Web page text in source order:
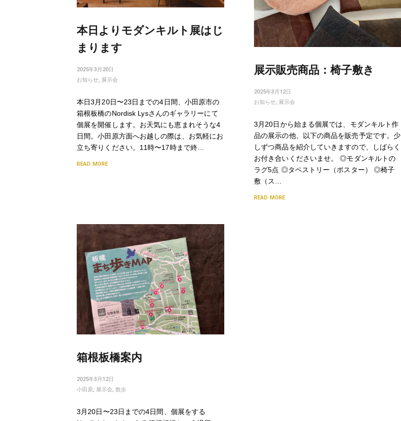
本日よりモダンキルト展はじ
まります
2025年3月20日
お知らせ, 展示会
本日3月20日〜23日までの4日間、小田原市の
箱根板橋のNordisk Lysさんのギャラリーにて
個展を開催します。お天気にも恵まれそうな4
日間。小田原方面へお越しの際は、お気軽にお
立ち寄りください。11時〜17時まで終…
READ MORE
展示販売商品：椅子敷き
2025年3月12日
お知らせ, 展示会
3月20日から始まる個展では、モダンキルト作
品の展示の他、以下の商品を販売予定です。少
しずつ商品を紹介していきますので、しばらく
お付き合いくださいませ。 ◎モダンキルトの
ラグ5点 ◎タペストリー（ポスター） ◎椅子
敷（ス…
READ MORE
箱根板橋案内
2025年3月12日
小田原, 展示会, 散歩
3月20日〜23日までの4日間、個展をする